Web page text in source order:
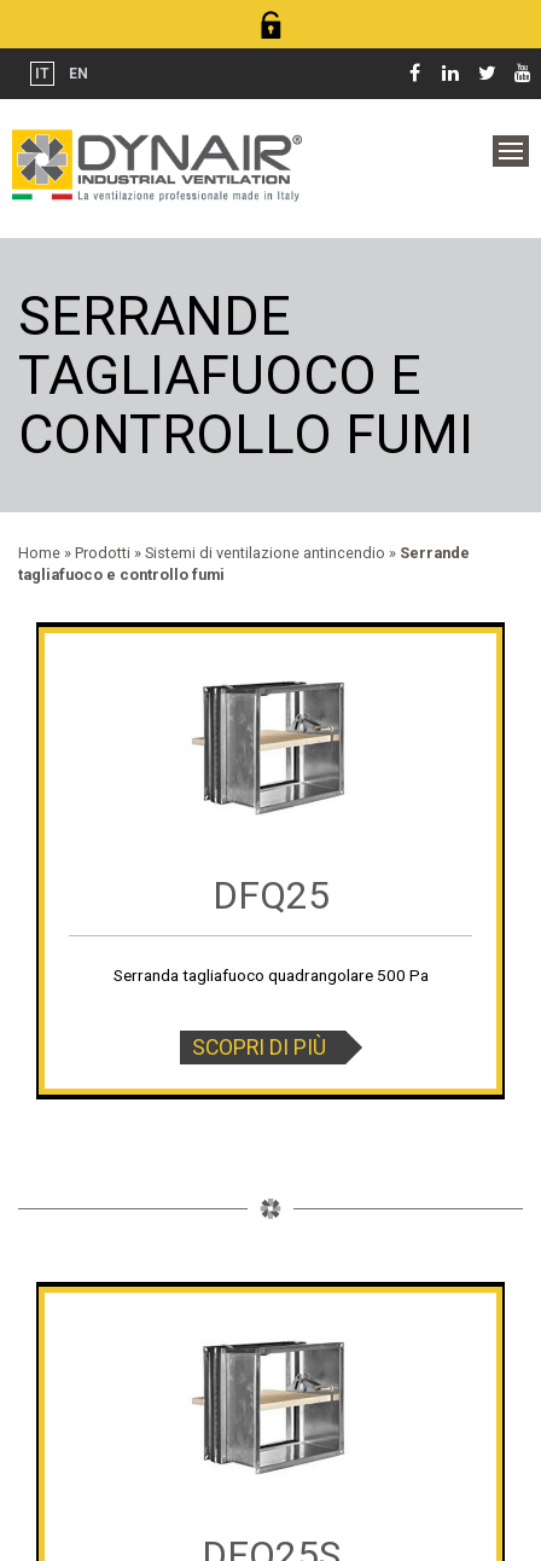
IT EN
SERRANDE
TAGLIAFUOCO E
CONTROLLO FUMI
Home » Prodotti » Sistemi di ventilazione antincendio » Serrande
tagliafuoco e controllo fumi
DFQ25
Serranda tagliafuoco quadrangolare 500 Pa
SCOPRI DI PIÙ